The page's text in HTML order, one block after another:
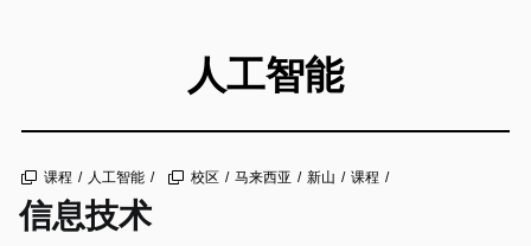
人工智能
课程 / 人工智能 / 校区 / 马来西亚 / 新山 / 课程 /
信息技术